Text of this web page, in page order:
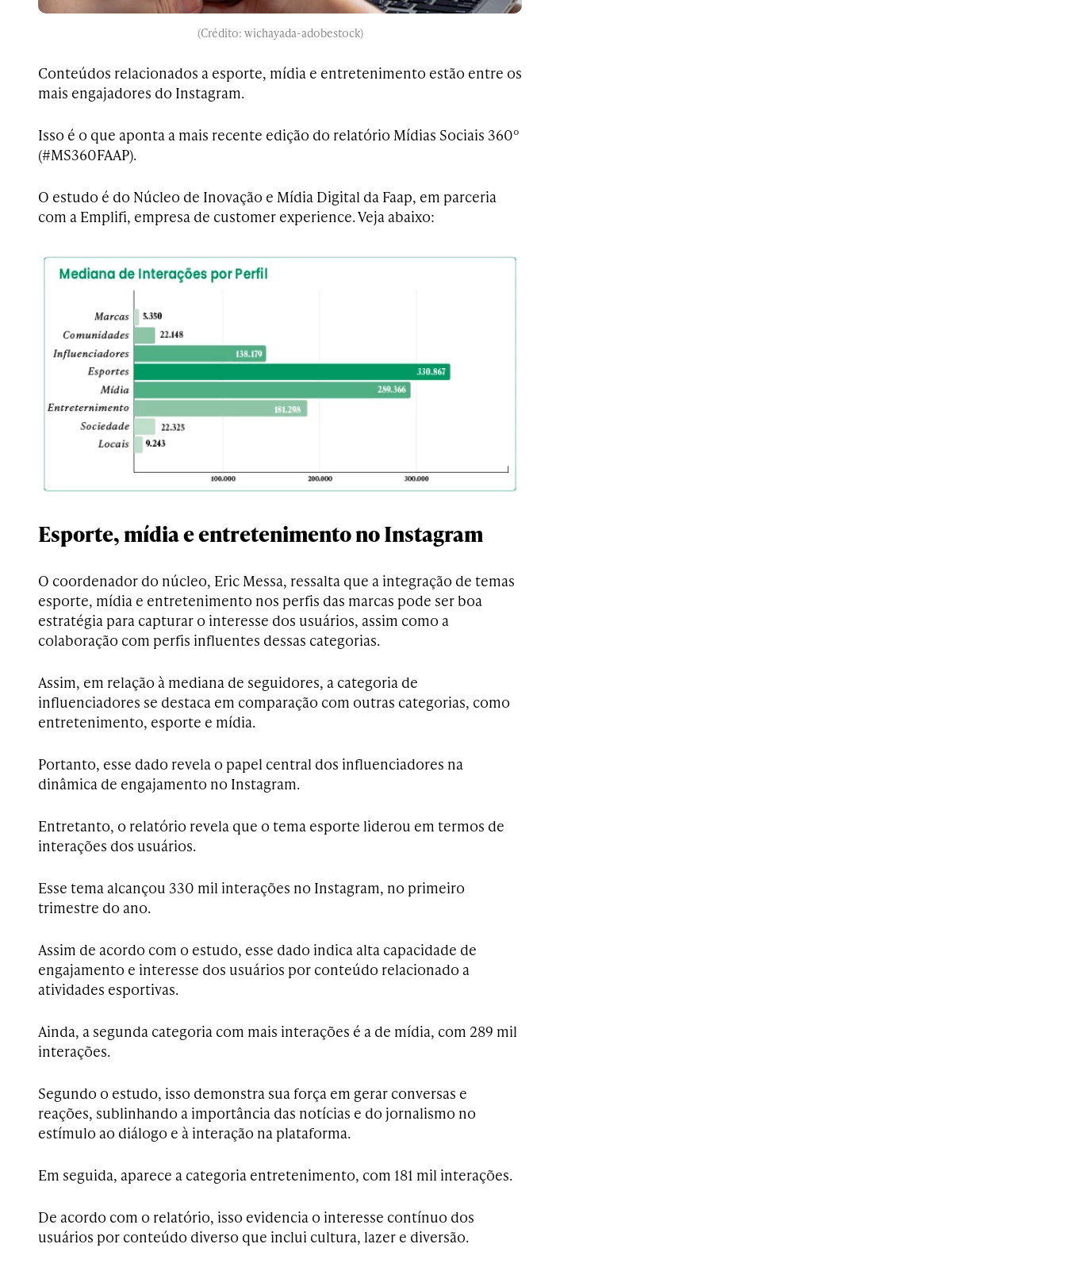
(Crédito: wichayada-adobestock)
Conteúdos relacionados a esporte, mídia e entretenimento estão entre os
mais engajadores do Instagram.
Isso é o que aponta a mais recente edição do relatório Mídias Sociais 360º
(#MS360FAAP).
O estudo é do Núcleo de Inovação e Mídia Digital da Faap, em parceria
com a Emplifi, empresa de customer experience. Veja abaixo:
Esporte, mídia e entretenimento no Instagram
O coordenador do núcleo, Eric Messa, ressalta que a integração de temas
esporte, mídia e entretenimento nos perfis das marcas pode ser boa
estratégia para capturar o interesse dos usuários, assim como a
colaboração com perfis influentes dessas categorias.
Assim, em relação à mediana de seguidores, a categoria de
influenciadores se destaca em comparação com outras categorias, como
entretenimento, esporte e mídia.
Portanto, esse dado revela o papel central dos influenciadores na
dinâmica de engajamento no Instagram.
Entretanto, o relatório revela que o tema esporte liderou em termos de
interações dos usuários.
Esse tema alcançou 330 mil interações no Instagram, no primeiro
trimestre do ano.
Assim de acordo com o estudo, esse dado indica alta capacidade de
engajamento e interesse dos usuários por conteúdo relacionado a
atividades esportivas.
Ainda, a segunda categoria com mais interações é a de mídia, com 289 mil
interações.
Segundo o estudo, isso demonstra sua força em gerar conversas e
reações, sublinhando a importância das notícias e do jornalismo no
estímulo ao diálogo e à interação na plataforma.
Em seguida, aparece a categoria entretenimento, com 181 mil interações.
De acordo com o relatório, isso evidencia o interesse contínuo dos
usuários por conteúdo diverso que inclui cultura, lazer e diversão.